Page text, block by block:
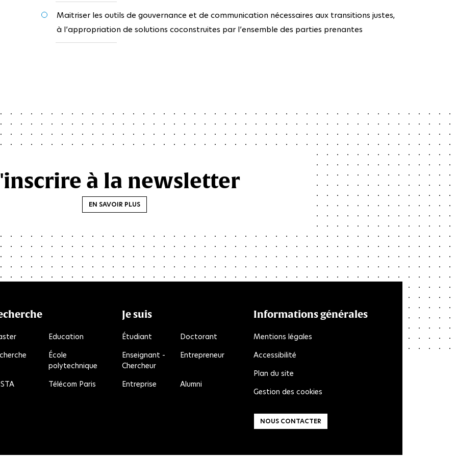
Maitriser les outils de gouvernance et de communication nécessaires aux transitions justes,
à l’appropriation de solutions coconstruites par l’ensemble des parties prenantes
à la newsletter
EN SAVOIR PLUS
Education
École
polytechnique
Télécom Paris
Je suis
Étudiant
Doctorant
Enseignant -
Chercheur
Entrepreneur
Entreprise Alumni
Informations générales
Mentions légales
Accessibilité
Plan du site
Gestion des cookies
NOUS CONTACTER